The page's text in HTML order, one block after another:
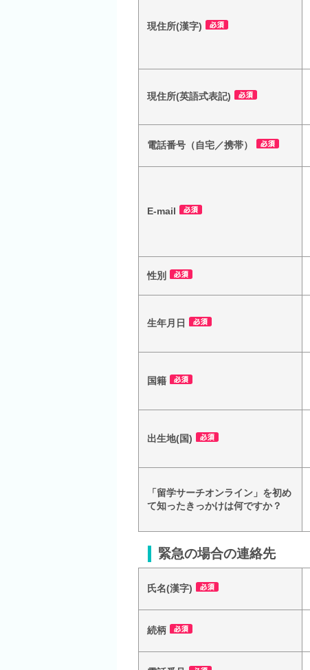
現住所(漢字)
現住所(英語式表記)
電話番号（自宅／携帯）
E-mail
性別
生年月日
国籍
出生地(国)
「留学サーチオンライン」を初め
て知ったきっかけは何ですか？
緊急の場合の連絡先
氏名(漢字)
続柄